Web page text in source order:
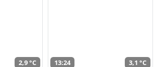
2,9 °C 13:24 3,1 °C